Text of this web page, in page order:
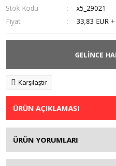
Stok Kodu
x5_29021
Fiyat
33,83 EUR
GELİNCE
Karşılaştır
ÜRÜN AÇIKLAMASI
ÜRÜN YORUMLARI